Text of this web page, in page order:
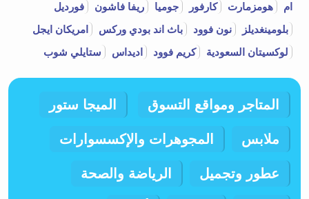
ام
هومزمارت كارفور جوميا ريفا فاشون
فورديل
بلومينغديلز
نون فوود باث اند بودي وركس
امريكان ايجل
لوكسيتان السعودية
كريم فوود اديداس ستايلي شوب
المتاجر ومواقع التسوق الميجا ستور
ملابس المجوهرات والإكسسوارات
عطور وتجميل الرياضة والصحة